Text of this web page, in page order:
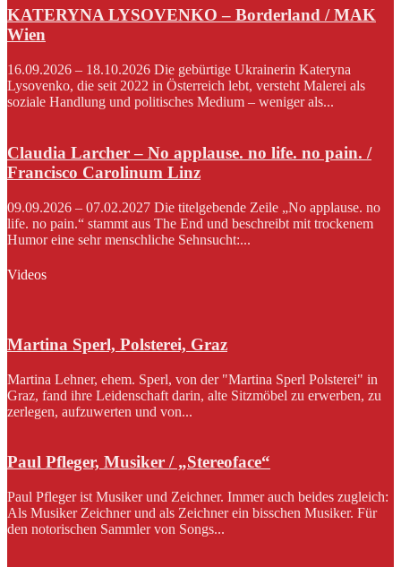
KATERYNA LYSOVENKO – Borderland / MAK
Wien
16.09.2026 – 18.10.2026 Die gebürtige Ukrainerin Kateryna
Lysovenko, die seit 2022 in Österreich lebt, versteht Malerei als
soziale Handlung und politisches Medium – weniger als...
Claudia Larcher – No applause. no life. no pain. /
Francisco Carolinum Linz
09.09.2026 – 07.02.2027 Die titelgebende Zeile „No applause. no
life. no pain.“ stammt aus The End und beschreibt mit trockenem
Humor eine sehr menschliche Sehnsucht:...
Videos
Martina Sperl, Polsterei, Graz
Martina Lehner, ehem. Sperl, von der "Martina Sperl Polsterei" in
Graz, fand ihre Leidenschaft darin, alte Sitzmöbel zu erwerben, zu
zerlegen, aufzuwerten und von...
Paul Pfleger, Musiker / „Stereoface“
Paul Pfleger ist Musiker und Zeichner. Immer auch beides zugleich:
Als Musiker Zeichner und als Zeichner ein bisschen Musiker. Für
den notorischen Sammler von Songs...